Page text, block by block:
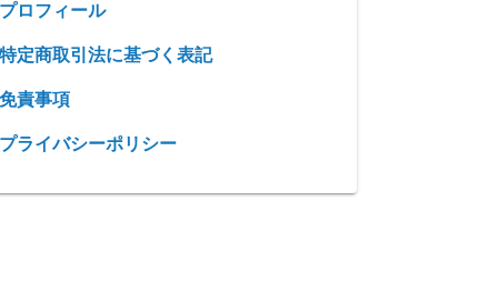
プロフィール
特定商取引法に基づく表記
免責事項
プライバシーポリシー